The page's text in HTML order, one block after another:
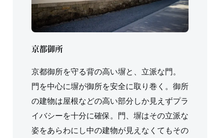
京都御所
京都御所を守る背の高い塀と、立派な門。
門を中心に塀が御所を安全に取り巻く。御所
の建物は屋根などの高い部分しか見えずプラ
イバシーを十分に確保。門、塀はその立派な
姿をあらわにし中の建物が見えなくてもその